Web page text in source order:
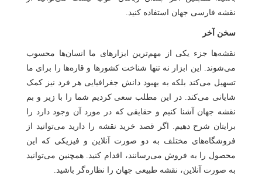
نقشه فارسی جهان استفاده کنید.
سخن آخر
نقشه‌ها جزء یکی از مهم‌ترین ابزارهای ما انسان‌ها محسوب
می‌شوند. این ابزار نه تنها شناخت کشورها و قاره‌ها را برای ما
تسهیل می‌کند بلکه به بهبود دانش جغرافیایی هر فرد نیز کمک
شایانی می‌کند. در این مطلب سعی کردیم شما را با زیر و بم
نقشه جهان آشنا کنیم و حقایقی که در مورد آن وجود دارد را
برایتان شرح دهیم. اگر قصد خرید نقشه را دارید می‌توانید از
فروشگاه‌های مختلف به دو صورت آنلاین و فیزیکی که این
محصول را به فروش می‌رسانند، اقدام کنید. همچنین می‌توانید
به صورت آنلاین، نقشه طبیعی جهان را نظاره‌گر باشید.